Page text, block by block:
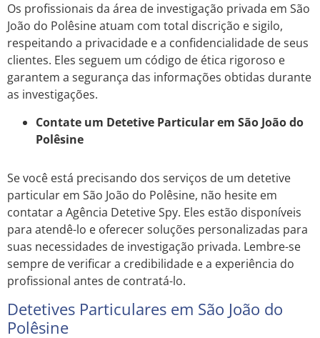
Os profissionais da área de investigação privada em São
João do Polêsine atuam com total discrição e sigilo,
respeitando a privacidade e a confidencialidade de seus
clientes. Eles seguem um código de ética rigoroso e
garantem a segurança das informações obtidas durante
as investigações.
Contate um Detetive Particular em São João do
Polêsine
Se você está precisando dos serviços de um detetive
particular em São João do Polêsine, não hesite em
contatar a Agência Detetive Spy. Eles estão disponíveis
para atendê-lo e oferecer soluções personalizadas para
suas necessidades de investigação privada. Lembre-se
sempre de verificar a credibilidade e a experiência do
profissional antes de contratá-lo.
Detetives Particulares em São João do
Polêsine